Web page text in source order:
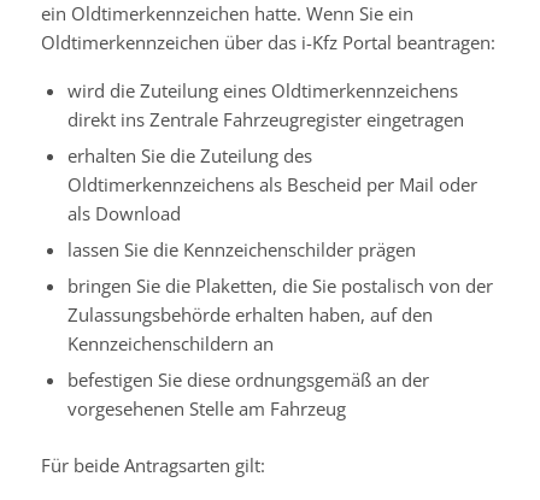
ein Oldtimerkennzeichen hatte. Wenn Sie ein
Oldtimerkennzeichen über das i-Kfz Portal beantragen:
wird die Zuteilung eines Oldtimerkennzeichens
direkt ins Zentrale Fahrzeugregister eingetragen
erhalten Sie die Zuteilung des
Oldtimerkennzeichens als Bescheid per Mail oder
als Download
lassen Sie die Kennzeichenschilder prägen
bringen Sie die Plaketten, die Sie postalisch von der
Zulassungsbehörde erhalten haben, auf den
Kennzeichenschildern an
befestigen Sie diese ordnungsgemäß an der
vorgesehenen Stelle am Fahrzeug
Für beide Antragsarten gilt: